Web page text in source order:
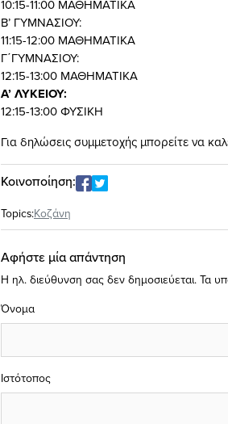
10:15-11:00 ΜΑΘΗΜΑΤΙΚΑ
Β’ ΓΥΜΝΑΣΙΟΥ:
11:15-12:00 ΜΑΘΗΜΑΤΙΚΑ
Γ΄ΓΥΜΝΑΣΙΟΥ:
12:15-13:00 ΜΑΘΗΜΑΤΙΚΑ
Α’ ΛΥΚΕΙΟΥ:
12:15-13:00 ΦΥΣΙΚΗ
Για δηλώσεις συμμετοχής μπορείτε να
Κοινοποίηση:
Topics:Κοζάνη
Αφήστε μία απάντηση
Η ηλ. διεύθυνση σας δεν δημοσιεύεται. Τα
Όνομα
Ιστότοπος